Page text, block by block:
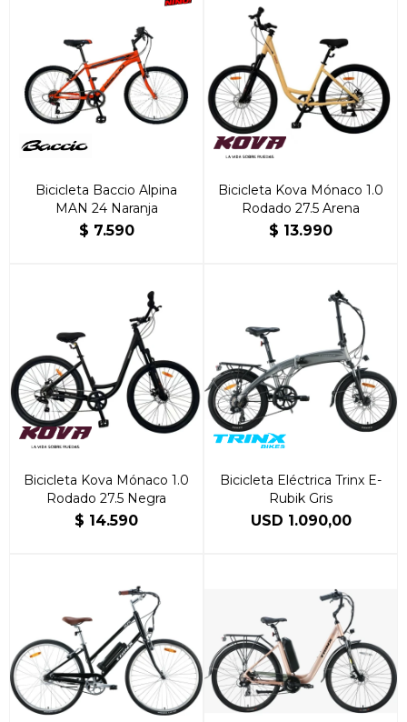
Bicicleta Baccio Alpina
MAN 24 Naranja
$ 7.590
Bicicleta Kova Mónaco 1.0
Rodado 27.5 Arena
$ 13.990
Bicicleta Kova Mónaco 1.0
Rodado 27.5 Negra
$ 14.590
Bicicleta Eléctrica Trinx E-
Rubik Gris
USD 1.090,00